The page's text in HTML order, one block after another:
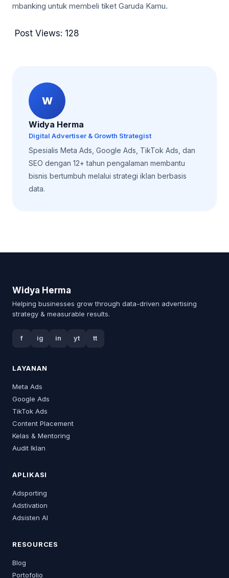
mbanking untuk membeli tiket Garuda Kamu.
Post Views: 128
W
Widya Herma
Digital Advertiser & Growth Strategist
Spesialis Meta Ads, Google Ads, TikTok Ads, dan
SEO dengan 12+ tahun pengalaman membantu
bisnis bertumbuh melalui strategi iklan berbasis
data.
Widya Herma
Helping businesses grow through data-driven advertising
strategy & measurable results.
f ig in yt tt
LAYANAN
Meta Ads
Google Ads
TikTok Ads
Content Placement
Kelas & Mentoring
Audit Iklan
APLIKASI
Adsporting
Adstivation
Adsisten AI
RESOURCES
Blog
Portofolio